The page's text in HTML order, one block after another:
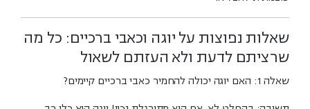
שאלות נפוצות על יוגה וכאבי ברכיים: כל מה
שרציתם לדעת ולא העזתם לשאול
שאלה 1: האם יוגה יכולה להחמיר כאבי ברכיים קיימים?